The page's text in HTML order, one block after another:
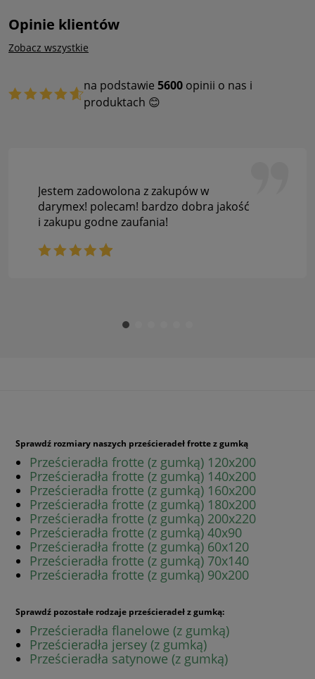
Opinie klientów
Zobacz wszystkie
na podstawie 5600 opinii o nas i
produktach 😊
Jestem zadowolona z zakupów w
darymex! polecam! bardzo dobra jakość
i zakupu godne zaufania!
Sprawdź rozmiary naszych prześcieradeł frotte z gumką
Prześcieradła frotte (z gumką) 120x200
Prześcieradła frotte (z gumką) 140x200
Prześcieradła frotte (z gumką) 160x200
Prześcieradła frotte (z gumką) 180x200
Prześcieradła frotte (z gumką) 200x220
Prześcieradła frotte (z gumką) 40x90
Prześcieradła frotte (z gumką) 60x120
Prześcieradła frotte (z gumką) 70x140
Prześcieradła frotte (z gumką) 90x200
Sprawdź pozostałe rodzaje prześcieradeł z gumką:
Prześcieradła flanelowe (z gumką)
Prześcieradła jersey (z gumką)
Prześcieradła satynowe (z gumką)